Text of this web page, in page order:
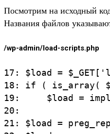
Посмотрим на исходный
Названия файлов
/wp-admin/load-scripts.php
17: $load =
18: if ( is_array(
19:     $load =
20:
21: $load =